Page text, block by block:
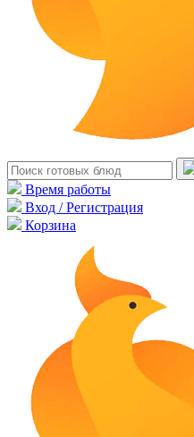
Время работы
Вход / Регистрация
Корзина